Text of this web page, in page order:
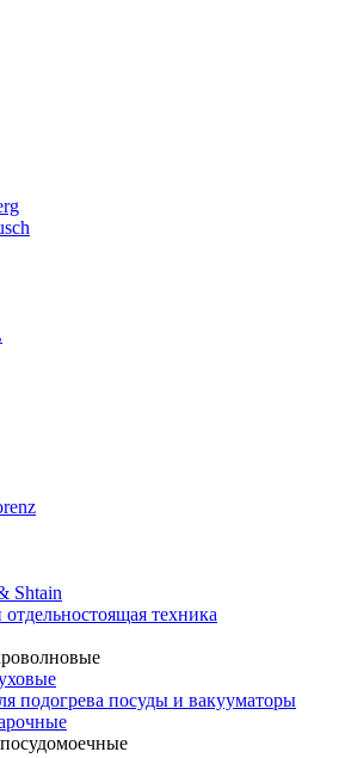
Shtain
техника
подогрева посуды и вакууматоры